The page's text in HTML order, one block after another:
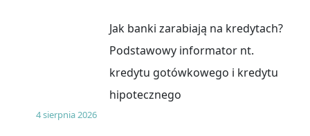
Jak banki zarabiają na kredytach?
Podstawowy informator nt.
kredytu gotówkowego i kredytu
hipotecznego
4 sierpnia 2026